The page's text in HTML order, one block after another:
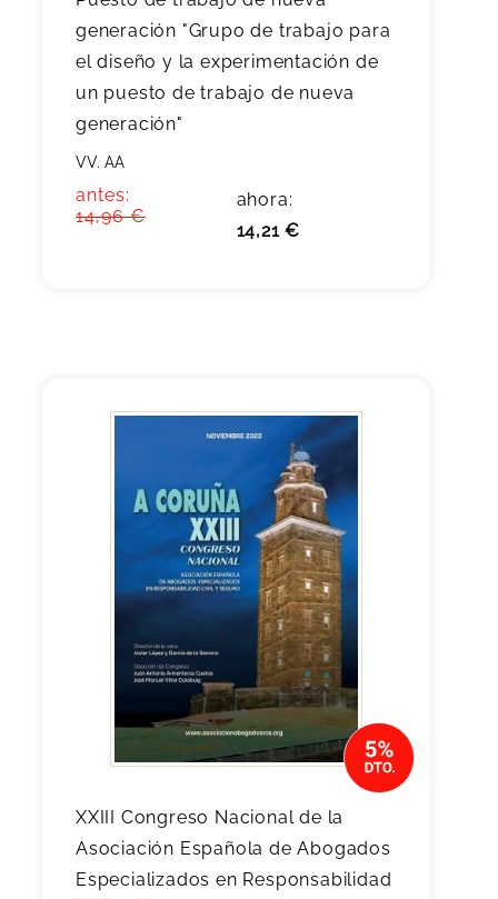
generación "Grupo de trabajo para
el diseño y la experimentación de
un puesto de trabajo de nueva
generación"
VV. AA
antes:
14,96 €
ahora:
14,21 €
XXIII Congreso Nacional de la
Asociación Española de Abogados
Especializados en Responsabilidad